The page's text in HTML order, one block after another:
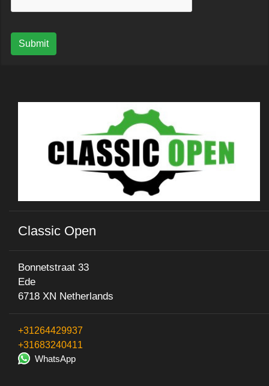
Submit
Classic Open
Bonnetstraat 33
Ede
6718 XN Netherlands
+31264429937
+31683240411
WhatsApp